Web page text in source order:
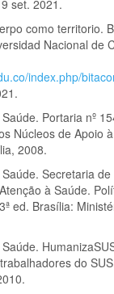
set. 2021.
como territorio.
Nacional de
index.php/
Portaria nº
Núcleos de Apoio
2008.
Secretaria
à Saúde.
ed. Brasília:
do